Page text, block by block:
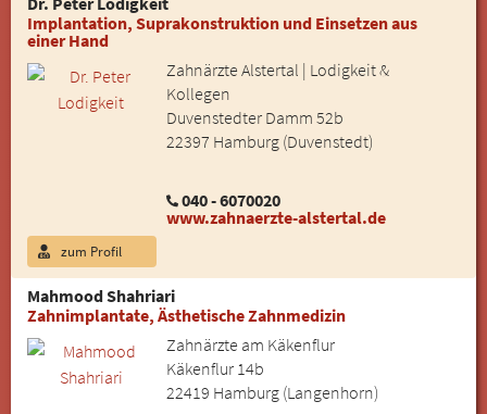
Implantation, Suprakonstruktion und Einsetzen aus
einer Hand
Zahnärzte Alstertal | Lodigkeit &
Kollegen
Duvenstedter Damm 52b
22397 Hamburg (Duvenstedt)
040 - 6070020
www.zahnaerzte-alstertal.de
zum Profil
Mahmood Shahriari
Zahnimplantate, Ästhetische Zahnmedizin
Zahnärzte am Käkenflur
Käkenflur 14b
22419 Hamburg (Langenhorn)